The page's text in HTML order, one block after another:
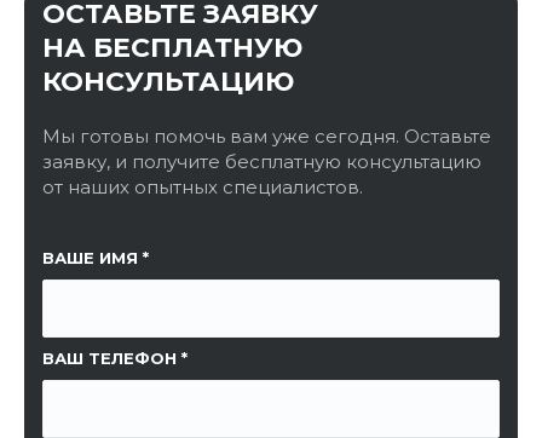
ОСТАВЬТЕ ЗАЯВКУ
НА БЕСПЛАТНУЮ
КОНСУЛЬТАЦИЮ
Мы готовы помочь вам уже сегодня. Оставьте
заявку, и получите бесплатную консультацию
от наших опытных специалистов.
ВАШЕ ИМЯ
ВАШ ТЕЛЕФОН
ССЫЛКА НА СТРАНИЦУ